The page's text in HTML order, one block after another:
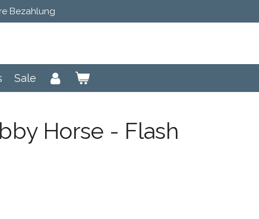
Bezahlung
Sale
Horse - Flash